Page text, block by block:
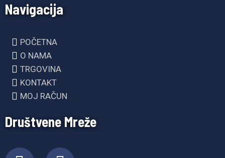
Navigacija
POČETNA
O NAMA
TRGOVINA
KONTAKT
MOJ RAČUN
Društvene Mreže